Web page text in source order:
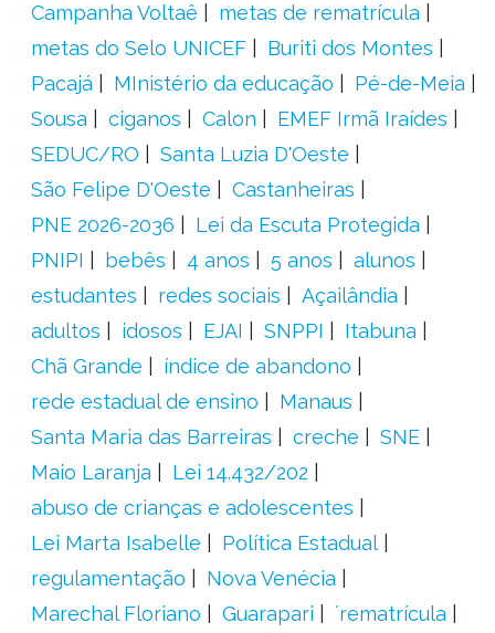
Campanha Voltaê
metas de rematrícula
metas do Selo UNICEF
Buriti dos Montes
Pacajá
MInistério da educação
Pé-de-Meia
Sousa
ciganos Calon
EMEF Irmã Iraídes
SEDUC/RO
Santa Luzia D'Oeste
São Felipe D'Oeste
Castanheiras
PNE 2026-2036
Lei da Escuta Protegida
PNIPI
bebês 4 anos 5 anos
alunos
estudantes
redes sociais
Açailândia
adultos
idosos EJAI SNPPI
Itabuna
Chã Grande
índice de abandono
rede estadual de ensino
Manaus
Santa Maria das Barreiras
creche
SNE
Maio Laranja
Lei 14.432/202
abuso de crianças e adolescentes
Lei Marta Isabelle
Política Estadual
regulamentação
Nova Venécia
Marechal Floriano
Guarapari
´rematrícula